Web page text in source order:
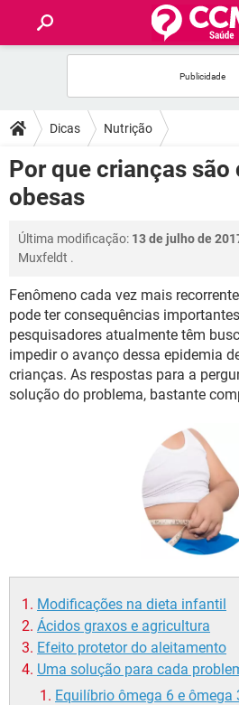
FÓRUM
SAÚDE
FAMÍLIA
NUTRIÇÃO
BEM-ESTAR
SEXUALIDADE
GLOSSÁRIO
Dicas Nutrição
Por que crianças são
obesas
Última modificação: 13 de julho de
Muxfeldt .
Fenômeno cada vez mais
pode ter consequências
pesquisadores atualmente têm
impedir o avanço dessa epidemia
crianças. As respostas para a
solução do problema, bastante
Modificações na dieta infantil
Ácidos graxos e agricultura
Efeito protetor do aleitamento
Uma solução para cada
Equilíbrio ômega 6 e ômega